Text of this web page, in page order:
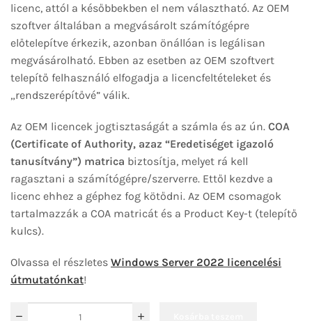
licenc, attól a későbbekben el nem választható. Az OEM
szoftver általában a megvásárolt számítógépre
előtelepítve érkezik, azonban önállóan is legálisan
megvásárolható. Ebben az esetben az OEM szoftvert
telepítő felhasználó elfogadja a licencfeltételeket és
„rendszerépítővé” válik.
Az OEM licencek jogtisztaságát a számla és az ún. COA
(Certificate of Authority, azaz “Eredetiséget igazoló
tanusítvány”) matrica biztosítja, melyet rá kell
ragasztani a számítógépre/szerverre. Ettől kezdve a
licenc ehhez a géphez fog kötődni. Az OEM csomagok
tartalmazzák a COA matricát és a Product Key-t (telepítő
kulcs).
Olvassa el részletes Windows Server 2022 licencelési
útmutatónkat!